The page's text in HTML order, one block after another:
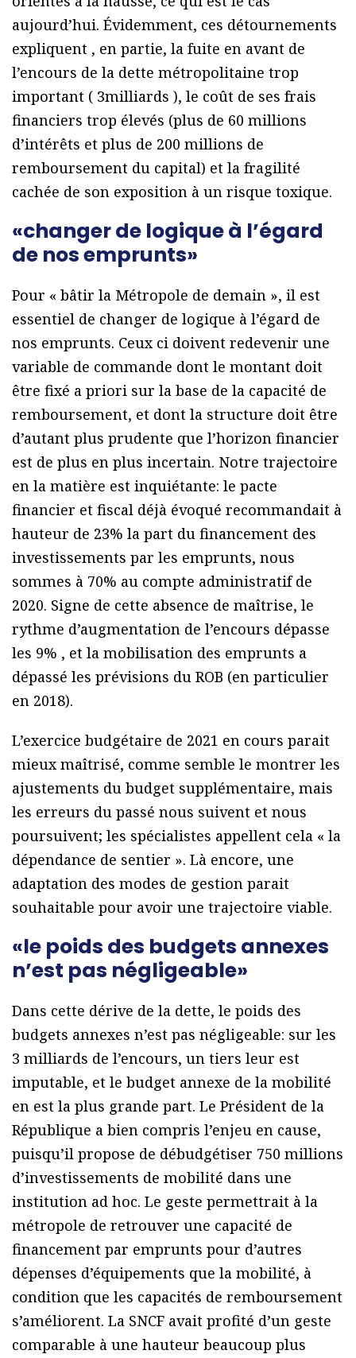
aujourd’hui. Évidemment, ces détournements
expliquent , en partie, la fuite en avant de
l’encours de la dette métropolitaine trop
important ( 3milliards ), le coût de ses frais
financiers trop élevés (plus de 60 millions
d’intérêts et plus de 200 millions de
remboursement du capital) et la fragilité
cachée de son exposition à un risque toxique.
«changer de logique à l’égard
de nos emprunts»
Pour « bâtir la Métropole de demain », il est
essentiel de changer de logique à l’égard de
nos emprunts. Ceux ci doivent redevenir une
variable de commande dont le montant doit
être fixé a priori sur la base de la capacité de
remboursement, et dont la structure doit être
d’autant plus prudente que l’horizon financier
est de plus en plus incertain. Notre trajectoire
en la matière est inquiétante: le pacte
financier et fiscal déjà évoqué recommandait à
hauteur de 23% la part du financement des
investissements par les emprunts, nous
sommes à 70% au compte administratif de
2020. Signe de cette absence de maîtrise, le
rythme d’augmentation de l’encours dépasse
les 9% , et la mobilisation des emprunts a
dépassé les prévisions du ROB (en particulier
en 2018).
L’exercice budgétaire de 2021 en cours parait
mieux maîtrisé, comme semble le montrer les
ajustements du budget supplémentaire, mais
les erreurs du passé nous suivent et nous
poursuivent; les spécialistes appellent cela « la
dépendance de sentier ». Là encore, une
adaptation des modes de gestion parait
souhaitable pour avoir une trajectoire viable.
«le poids des budgets annexes
n’est pas négligeable»
Dans cette dérive de la dette, le poids des
budgets annexes n’est pas négligeable: sur les
3 milliards de l’encours, un tiers leur est
imputable, et le budget annexe de la mobilité
en est la plus grande part. Le Président de la
République a bien compris l’enjeu en cause,
puisqu’il propose de débudgétiser 750 millions
d’investissements de mobilité dans une
institution ad hoc. Le geste permettrait à la
métropole de retrouver une capacité de
financement par emprunts pour d’autres
dépenses d’équipements que la mobilité, à
condition que les capacités de remboursement
s’améliorent. La SNCF avait profité d’un geste
comparable à une hauteur beaucoup plus